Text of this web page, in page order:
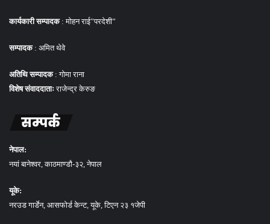
कार्यकारी सम्पादक: मोहन राई”परदेशी”
सम्पादक: अमित थेवे
अतिथि सम्पादक: गोमा राना
विशेष संवाददाताःराजेन्द्र केरुङ
सम्पर्क
नेपाल:
नयां बानेश्वर, काठमाण्डौ-३२, नेपाल
यूके:
नरउड गार्डेन, आसफोर्ड केन्ट, यूके, टिएन २३ १जेपी